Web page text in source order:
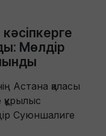
Мөлдір
Астана қаласы
Суюншалиге